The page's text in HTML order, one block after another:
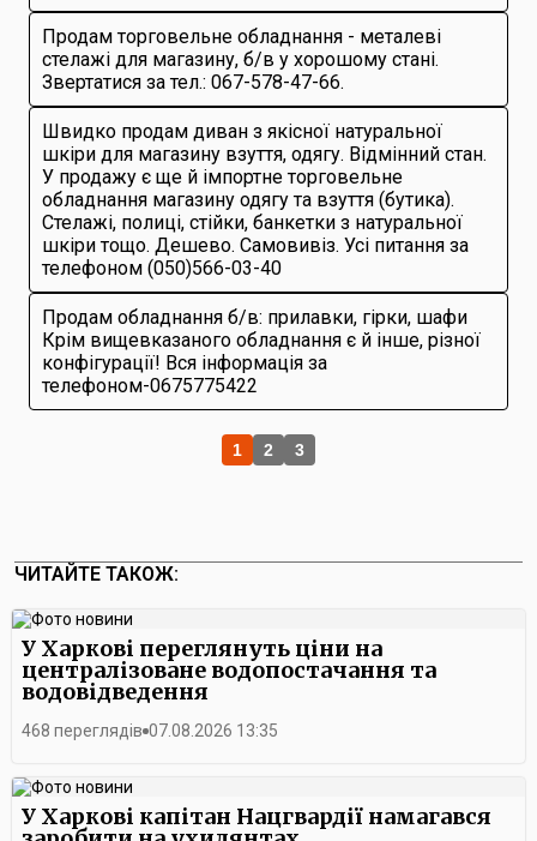
Продам торговельне обладнання - металеві
стелажі для магазину, б/в у хорошому стані.
Звертатися за тел.: 067-578-47-66.
Швидко продам диван з якісної натуральної
шкіри для магазину взуття, одягу. Відмінний стан.
У продажу є ще й імпортне торговельне
обладнання магазину одягу та взуття (бутика).
Стелажі, полиці, стійки, банкетки з натуральної
шкіри тощо. Дешево. Самовивіз. Усі питання за
телефоном (050)566-03-40
Продам обладнання б/в: прилавки, гірки, шафи
Крім вищевказаного обладнання є й інше, різної
конфігурації! Вся інформація за
телефоном-0675775422
1 2 3
ЧИТАЙТЕ ТАКОЖ:
У Харкові переглянуть ціни на
централізоване водопостачання та
водовідведення
468 переглядів 07.08.2026 13:35
У Харкові капітан Нацгвардії намагався